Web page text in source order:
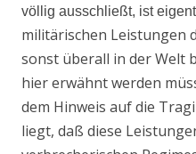
völlig ausschließt, ist
militärischen Leistungen
sonst überall in der Welt
hier erwähnt werden
dem Hinweis auf die
liegt, daß diese